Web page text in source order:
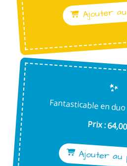
Ajouter
Fantasticable en
Prix :
Ajouter au